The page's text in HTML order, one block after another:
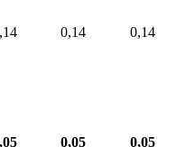
0,14 0,14
0,05 0,05